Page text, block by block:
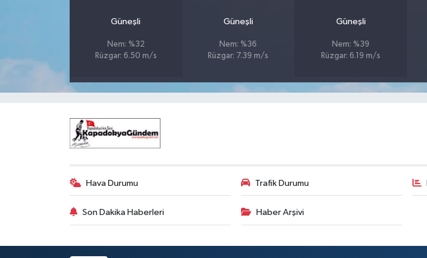
Güneşli
Nem: %32
Rüzgar: 6.50 m/s
Güneşli
Nem: %36
Rüzgar: 7.39 m/s
Güneşli
Nem: %39
Rüzgar: 6.19 m/s
Hava Durumu Trafik Durumu
Son Dakika Haberleri Haber Arşivi